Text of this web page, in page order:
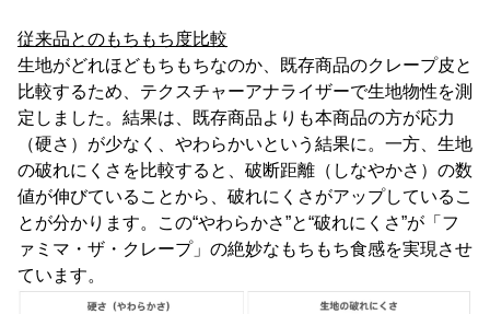
従来品とのもちもち度比較
生地がどれほどもちもちなのか、既存商品のクレープ皮と
比較するため、テクスチャーアナライザーで生地物性を測
定しました。結果は、既存商品よりも本商品の方が応力
（硬さ）が少なく、やわらかいという結果に。一方、生地
の破れにくさを比較すると、破断距離（しなやかさ）の数
値が伸びていることから、破れにくさがアップしているこ
とが分かります。この“やわらかさ”と“破れにくさ”が「フ
ァミマ・ザ・クレープ」の絶妙なもちもち食感を実現させ
ています。